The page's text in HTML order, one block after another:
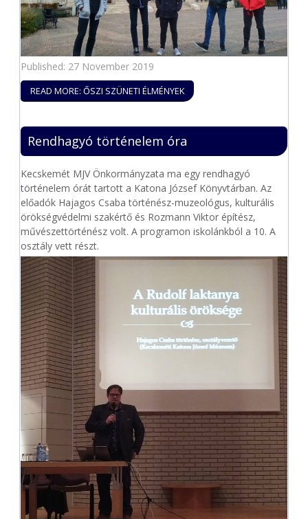
Published: 27 November 2019
READ MORE: ŐSZI SZÜNETI ÉLMÉNYEK
Rendhagyó történelem óra
Kecskemét MJV Önkormányzata ma egy rendhagyó
történelem órát tartott a Katona József Könyvtárban. Az
előadók Hajagos Csaba történész-muzeológus, kulturális
örökségvédelmi szakértő és Rozmann Viktor építész,
művészettörténész volt. A programon iskolánkból a 10. A
osztály vett részt.